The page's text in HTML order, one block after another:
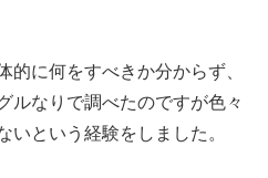
的に何をすべきか分からず、
ルなりで調べたのですが色々
いという経験をしました。